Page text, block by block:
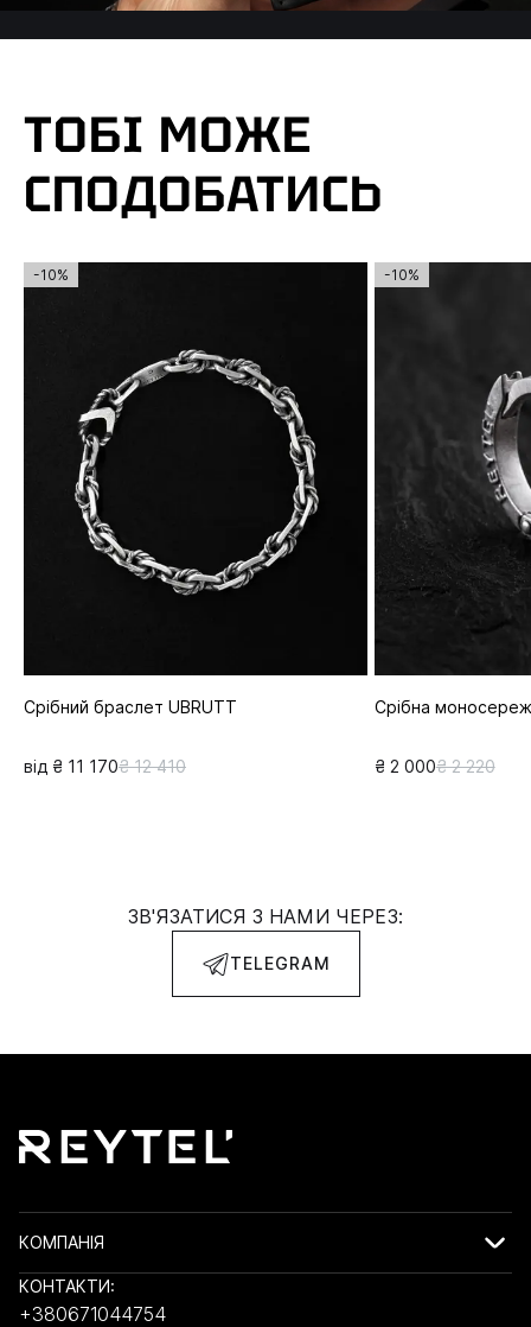
ТОБІ МОЖЕ
СПОДОБАТИСЬ
-10%
Срібний браслет UBRUTT
від ₴ 11 170₴ 12 410
-10%
Срібна
₴ 2 000₴ 2 220
ЗВ'ЯЗАТИСЯ З НАМИ ЧЕРЕЗ:
TELEGRAM
КОМПАНІЯ
КОНТАКТИ:
+380671044754